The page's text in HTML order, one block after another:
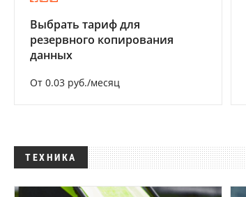
Выбрать тариф для
резервного копирования
данных
От 0.03 руб./месяц
ТЕХНИКА